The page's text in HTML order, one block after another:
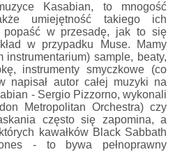
Kasabian, to mnogość
umiejętność takiego ich
popaść w przesadę, jak to się
w przypadku Muse. Mamy
instrumentarium) sample, beaty,
instrumenty smyczkowe (co
napisał autor całej muzyki na
- Sergio Pizzorno, wykonali
Metropolitan Orchestra) czy
często się zapomina, a
kawałków Black Sabbath
- to bywa pełnoprawny